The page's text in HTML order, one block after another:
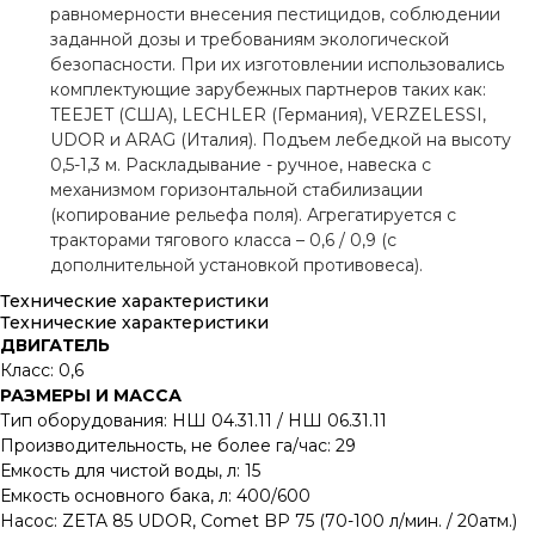
равномерности внесения пестицидов, соблюдении
заданной дозы и требованиям экологической
безопасности. При их изготовлении использовались
комплектующие зарубежных партнеров таких как:
TEEJET (США), LECHLER (Германия), VERZELESSI,
UDOR и ARAG (Италия). Подъем лебедкой на высоту
0,5-1,3 м. Раскладывание - ручное, навеска с
механизмом горизонтальной стабилизации
(копирование рельефа поля). Агрегатируется с
тракторами тягового класса – 0,6 / 0,9 (с
дополнительной установкой противовеса).
Технические характеристики
Технические характеристики
ДВИГАТЕЛЬ
Класс: 0,6
РАЗМЕРЫ И МАССА
Тип оборудования: НШ 04.31.11 / НШ 06.31.11
Производительность, не более га/час: 29
Емкость для чистой воды, л: 15
Емкость основного бака, л: 400/600
Насос: ZETA 85 UDOR, Comet BP 75 (70-100 л/мин. / 20атм.)